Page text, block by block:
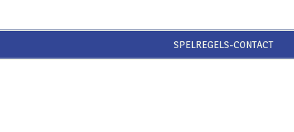
SPELREGELS-CONTACT